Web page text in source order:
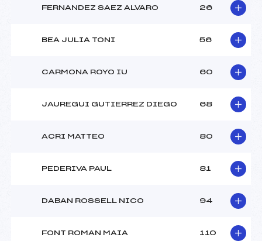
FERNANDEZ SAEZ ALVARO 26
BEA JULIA TONI 56
CARMONA ROYO IU 60
JAUREGUI GUTIERREZ DIEGO 68
ACRI MATTEO 80
PEDERIVA PAUL 81
DABAN ROSSELL NICO 94
FONT ROMAN MAIA 110